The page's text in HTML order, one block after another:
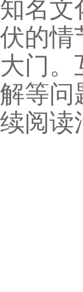
知名文
伏的情
大门。
解等问
续阅读